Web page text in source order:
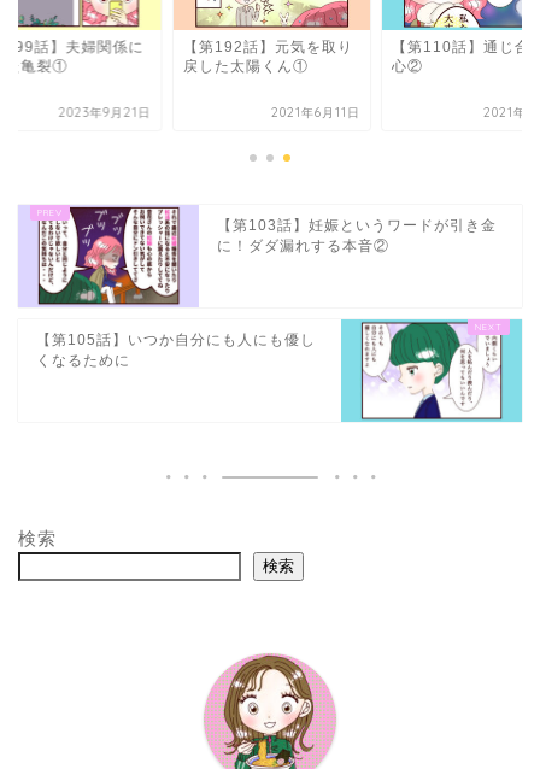
499話】夫婦関係に
た亀裂①
2023年9月21日
【第192話】元気を取り
戻した太陽くん①
2021年6月11日
【第110話】通じ合
心②
2021年2
【第103話】妊娠というワードが引き金
に！ダダ漏れする本音②
【第105話】いつか自分にも人にも優し
くなるために
検索
検索